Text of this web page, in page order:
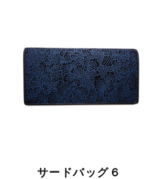
サードバッグ６